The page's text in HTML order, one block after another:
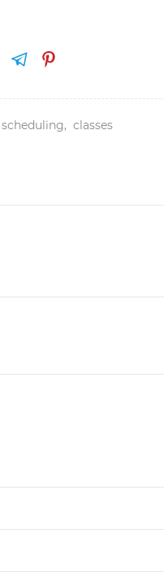
scheduling, classes